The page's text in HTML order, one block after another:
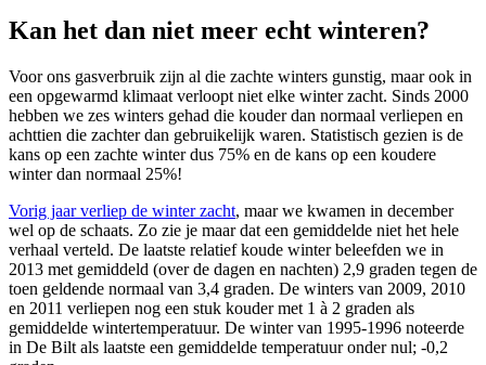
Kan het dan niet meer echt winteren?
Voor ons gasverbruik zijn al die zachte winters gunstig, maar ook in
een opgewarmd klimaat verloopt niet elke winter zacht. Sinds 2000
hebben we zes winters gehad die kouder dan normaal verliepen en
achttien die zachter dan gebruikelijk waren. Statistisch gezien is de
kans op een zachte winter dus 75% en de kans op een koudere
winter dan normaal 25%!
Vorig jaar verliep de winter zacht, maar we kwamen in december
wel op de schaats. Zo zie je maar dat een gemiddelde niet het hele
verhaal verteld. De laatste relatief koude winter beleefden we in
2013 met gemiddeld (over de dagen en nachten) 2,9 graden tegen de
toen geldende normaal van 3,4 graden. De winters van 2009, 2010
en 2011 verliepen nog een stuk kouder met 1 à 2 graden als
gemiddelde wintertemperatuur. De winter van 1995-1996 noteerde
in De Bilt als laatste een gemiddelde temperatuur onder nul; -0,2